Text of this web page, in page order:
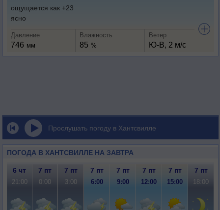
ощущается как +23
ясно
Давление
746 мм
Влажность
85 %
Ветер
Ю-В, 2 м/с
Прослушать погоду в Хантсвилле
ПОГОДА В ХАНТСВИЛЛЕ НА ЗАВТРА
6 чт 7 пт 7 пт 7 пт 7 пт 7 пт 7 пт 7 пт
21:00 0:00 3:00 6:00 9:00 12:00 15:00 18:00